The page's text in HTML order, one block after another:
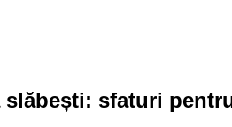
slăbești: sfaturi